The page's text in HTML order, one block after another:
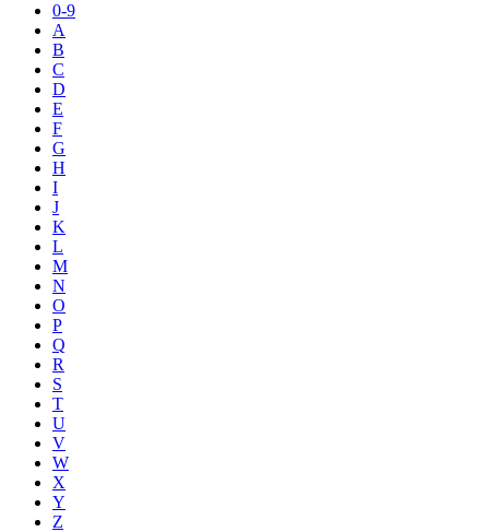
0-9
A
B
C
D
E
F
G
H
I
J
K
L
M
N
O
P
Q
R
S
T
U
V
W
X
Y
Z